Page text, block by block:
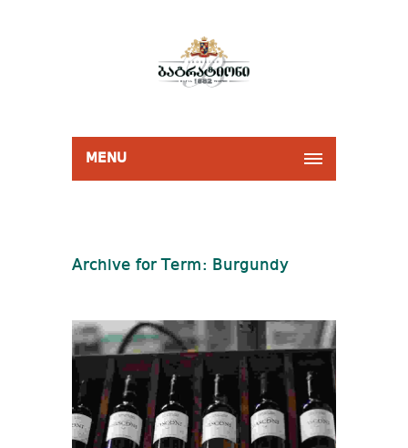
MENU
Archive for Term: Burgundy